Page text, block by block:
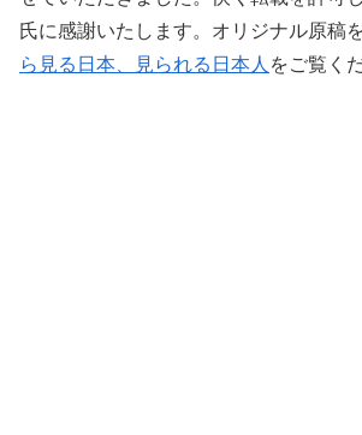
氏に感謝いたします。オリジナル原稿
ら見る日本、見られる日本人 をご覧く